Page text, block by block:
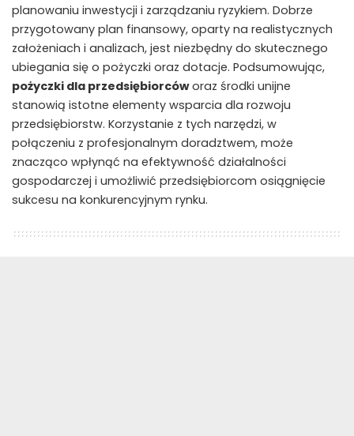
planowaniu inwestycji i zarządzaniu ryzykiem. Dobrze
przygotowany plan finansowy, oparty na realistycznych
założeniach i analizach, jest niezbędny do skutecznego
ubiegania się o pożyczki oraz dotacje. Podsumowując,
pożyczki dla przedsiębiorcóworaz środki unijne
stanowią istotne elementy wsparcia dla rozwoju
przedsiębiorstw. Korzystanie z tych narzędzi, w
połączeniu z profesjonalnym doradztwem, może
znacząco wpłynąć na efektywność działalności
gospodarczej i umożliwić przedsiębiorcom osiągnięcie
sukcesu na konkurencyjnym rynku.